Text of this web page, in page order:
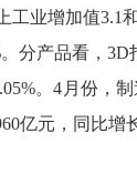
工业增加值3.1
。分产品看， 3D
。4 月份，
亿元，同比增